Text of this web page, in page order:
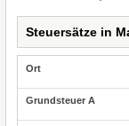
Steuersätze in